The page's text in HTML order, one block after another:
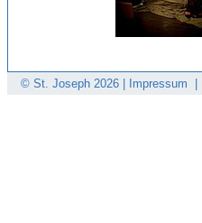
© St. Joseph 2026 | Impressum